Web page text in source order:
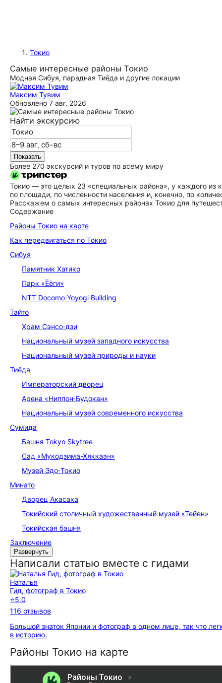
Токио
Самые интересные районы Токио
Модная Сибуя, парадная Тиёда и другие локации
Максим Тувим
Обновлено 7 авг. 2026
Найти экскурсию
Показать
Более 270 экскурсий и туров по всему миру
Токио — это целых 23 «специальных района», у каждого из
по площади, по численности населения и, конечно, по
Расскажем о самых интересных районах Токио для
Содержание
Районы Токио на карте
Как передвигаться по Токио
Сибуя
Памятник Хатико
Парк «Ёёги»
NTT Docomo Yoyogi Building
Тайто
Храм Сэнсо‑дзи
Национальный музей западного искусства
Национальный музей природы и науки
Тиёда
Императорский дворец
Арена «Ниппон‑Будокан»
Национальный музей современного искусства
Сумида
Башня Tokyo Skytree
Сад «Мукодзима-Хяккаэн»
Музей Эдо‑Токио
Минато
Дворец Акасака
Токийский столичный художественный музей «Тейен»
Токийская башня
Заключение
Развернуть
Написали статью вместе с гидами
Наталья
Гид, фотограф в Токио
⭐5.0
116 отзывов
Большой знаток Японии и фотограф в одном лице, так что
в историю.
Районы Токио на карте